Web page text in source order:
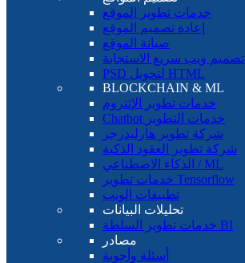
خدمات تطوير الموقع
إعادة تصميم الموقع
صيانة الموقع
تصميم ويب سريع الاستجابة
PSD لتحويل HTML
BLOCKCHAIN ​​& ML
خدمات تطوير الإثتروم
Chatbot خدمات التطوير
شركة تطوير هارليدرجر
شركة تطوير العقود الذكية
الذكاء الاصطناعي / ML
خدمات تطوير Tensorflow
تطبيقات الويب
تحليلات البيانات
خدمات تطوير السلطة BI
مصادر
أسئلة وأجوبة